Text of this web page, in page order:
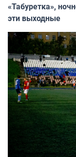
«Табуретка»,
эти выходные